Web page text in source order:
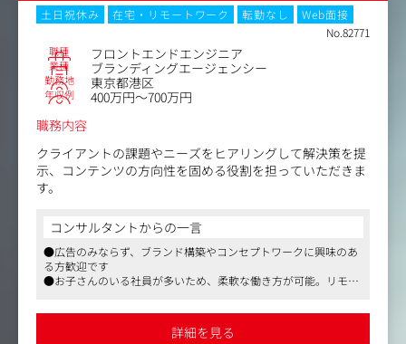
・設計・調査など
など
2．大手転職支援サービスのiOS/Androidアプリ開発業務
・React Nativeでのアプリ開発業務
・アプリと連動したWeb側の機能改修
・ネイティブアプリ画面実装
・コンポーネント作成
・設計・既存実装調査
・開発環境改善
デジタルパートナー事業部は、大手クライアントのデジタ
ル領域の課題を解決するためのソリューションとリソース
を提供する部署です。
土日祝休み 在宅・リモートワーク 転勤なし
Web面接
No.82771
職種 フロントエンドエンジニア
業種 ブランディングエージェンシー
勤務地 東京都港区
年収例
400万円～700万円
職務内容
クライアントの課題やニーズをヒアリングして解決策を提
示、コンテンツの方向性を固める役割を担っていただきま
す。
コンサルタントからの一言
●広告のみならず、ブランド構築やコンセプトワークに興味のあ
る方歓迎です
●お子さんのいる社員が多いため、柔軟な働き方が可能。リモー
業界や自治体との取引実績、大手企業各社との直取引も行ってい
詳細を見る